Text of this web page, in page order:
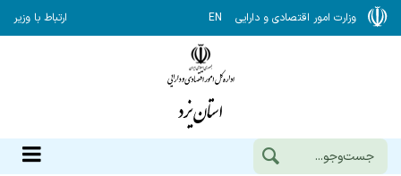
وزارت امور اقتصادی و دارایی EN ارتباط با وزیر